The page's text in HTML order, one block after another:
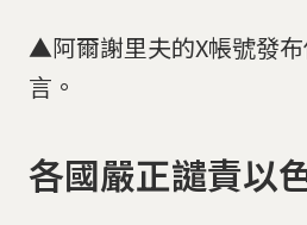
▲阿爾謝里夫的X帳號發
言。
各國嚴正譴責以